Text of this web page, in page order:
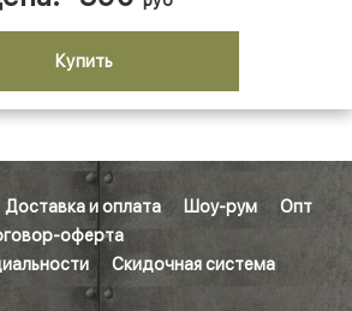
Купить
Доставка и оплата Шоу-рум
Опт
оферта
Скидочная система